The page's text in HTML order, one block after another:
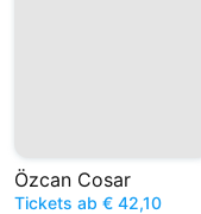
Özcan Cosar
Tickets ab € 42,10